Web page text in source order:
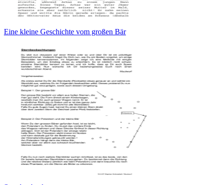
Eine kleine Geschichte vom großen Bär